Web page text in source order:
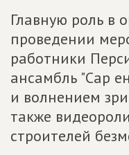
Главную роль в
проведении
работники
ансамбль "Сар
и волнением
также
строителей